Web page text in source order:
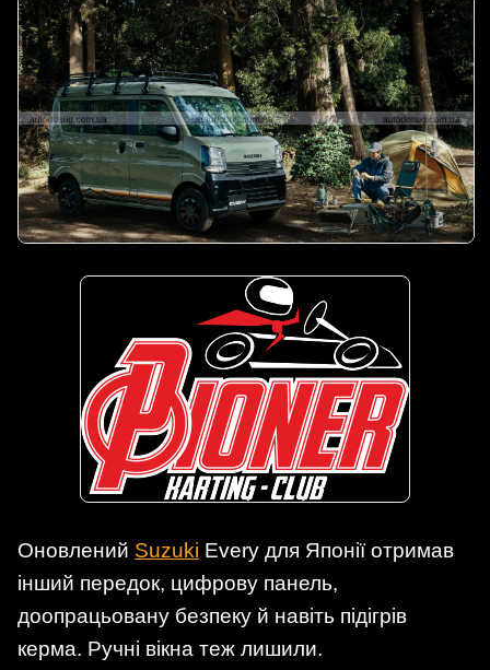
Оновлений Suzuki Every для Японії отримав
інший передок, цифрову панель,
доопрацьовану безпеку й навіть підігрів
керма. Ручні вікна теж лишили.